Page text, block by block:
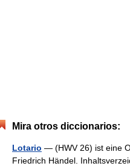
Mira otros diccionarios:
Lotario — (HWV 26) ist eine
Friedrich Händel.